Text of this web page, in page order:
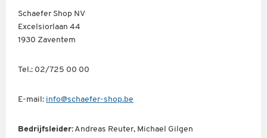
Schaefer Shop NV
Excelsiorlaan 44
1930 Zaventem
Tel.: 02/725 00 00
E-mail: info@schaefer-shop.be
Bedrijfsleider: Andreas Reuter, Michael Gilgen